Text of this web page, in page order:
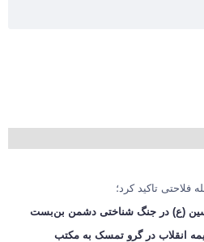
فلاحتی تاکید کرد؛
(ع) در جنگ شناختی دشمن بن‌بست
انقلاب در گرو تمسک به مکتب